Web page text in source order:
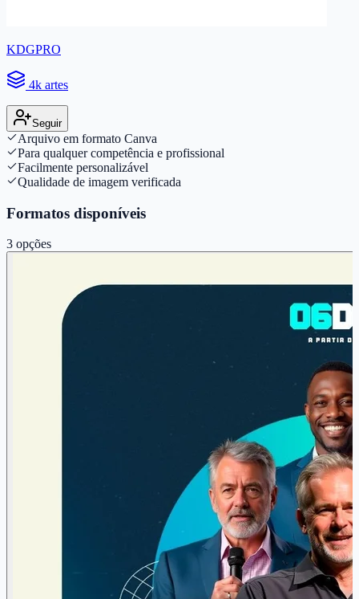
KDGPRO
4k artes
Seguir
Arquivo em formato Canva
Para qualquer competência e profissional
Facilmente personalizável
Qualidade de imagem verificada
Formatos disponíveis
3 opções